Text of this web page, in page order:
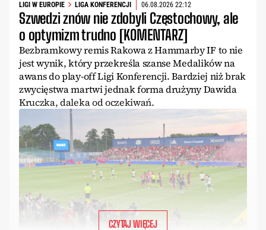
LIGI W EUROPIE LIGA KONFERENCJI 06.08.2026 22:12
Szwedzi znów nie zdobyli Częstochowy, ale
o optymizm trudno [KOMENTARZ]
Bezbramkowy remis Rakowa z Hammarby IF to nie
jest wynik, który przekreśla szanse Medalików na
awans do play-off Ligi Konferencji. Bardziej niż brak
zwycięstwa martwi jednak forma drużyny Dawida
Kruczka, daleka od oczekiwań.
CZYTAJ WIĘCEJ